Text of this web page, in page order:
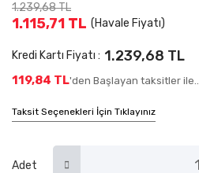
1.239,68 TL
1.115,71 TL (Havale Fiyatı)
Kredi Kartı Fiyatı : 1.239,68 TL
119,84 TL'den Başlayan taksitler ile..
Taksit Seçenekleri İçin Tıklayınız
Adet